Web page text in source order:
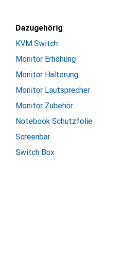
Dazugehörig
KVM Switch
Monitor Erhöhung
Monitor Halterung
Monitor Lautsprecher
Monitor Zubehör
Notebook Schutzfolie
Screenbar
Switch Box